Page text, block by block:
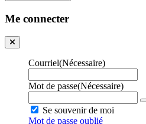
Me connecter
Courriel(Nécessaire)
Mot de passe(Nécessaire)
Se souvenir de moi
Mot de passe oublié